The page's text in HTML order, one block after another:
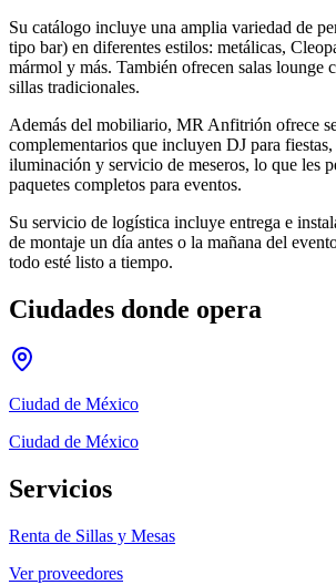
Su catálogo incluye una amplia variedad de
tipo bar) en diferentes estilos: metálicas,
mármol y más. También ofrecen salas lounge
sillas tradicionales.
Además del mobiliario, MR Anfitrión ofrece
complementarios que incluyen DJ para
iluminación y servicio de meseros, lo que les
paquetes completos para eventos.
Su servicio de logística incluye entrega e
de montaje un día antes o la mañana del
todo esté listo a tiempo.
Ciudades donde opera
Ciudad de México
Ciudad de México
Servicios
Renta de Sillas y Mesas
Ver proveedores